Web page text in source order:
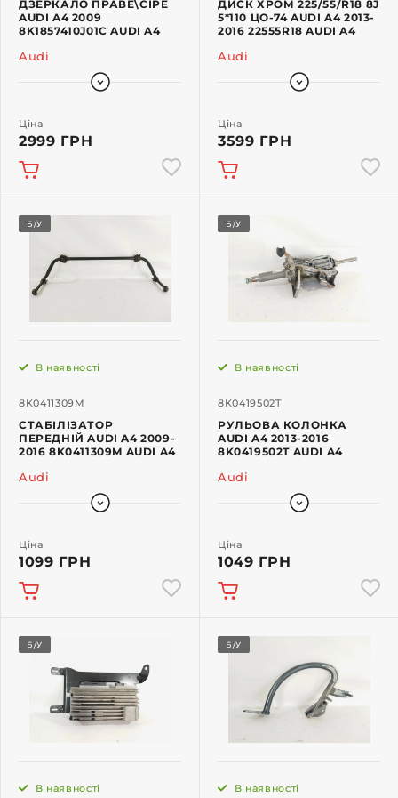
ДЗЕРКАЛО ПРАВЕ\СІРЕ
AUDI A4 2009
8K1857410J01C AUDI A4
Audi
Ціна
2999 ГРН
ДИСК ХРОМ 225/55/R18 8J
5*110 ЦО-74 AUDI A4 2013-
2016 22555R18 AUDI A4
Audi
Ціна
3599 ГРН
Б/У
8K0411309M
В наявності
СТАБІЛІЗАТОР
ПЕРЕДНІЙ AUDI A4 2009-
2016 8K0411309M AUDI A4
Audi
Ціна
1099 ГРН
Б/У
8K0419502T
В наявності
РУЛЬОВА КОЛОНКА
AUDI A4 2013-2016
8K0419502T AUDI A4
Audi
Ціна
1049 ГРН
Б/У
В наявності
Б/У
В наявності